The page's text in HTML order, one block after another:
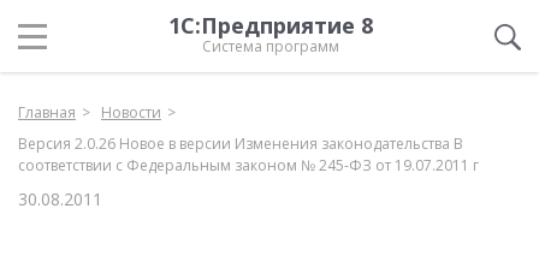
1С:Предприятие 8
Система программ
Главная
Новости
Версия 2.0.26 Новое в версии Изменения законодательства В
соответствии с Федеральным законом № 245-ФЗ от 19.07.2011 г
30.08.2011